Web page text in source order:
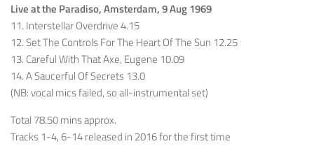
Live at the Paradiso, Amsterdam, 9 Aug 1969
11. Interstellar Overdrive 4.15
12. Set The Controls For The Heart Of The Sun 12.25
13. Careful With That Axe, Eugene 10.09
14. A Saucerful Of Secrets 13.0
(NB: vocal mics failed, so all-instrumental set)
Total 78.50 mins approx.
Tracks 1-4, 6-14 released in 2016 for the first time